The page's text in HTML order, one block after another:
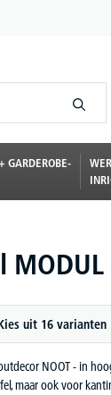
GARDEROBE-
uit 16 varianten
NOOT - in
maar ook voor